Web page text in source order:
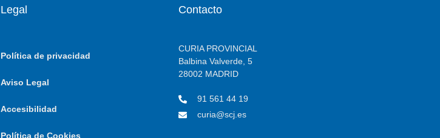
Legal
Política de privacidad
Aviso Legal
Accesibilidad
Política de Cookies
Contacto
CURIA PROVINCIAL
Balbina Valverde, 5
28002 MADRID
91 561 44 19
curia@scj.es